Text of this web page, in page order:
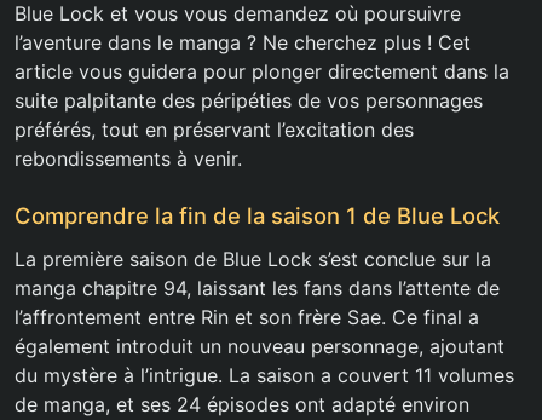
Blue Lock et vous vous demandez où poursuivre
l’aventure dans le manga ? Ne cherchez plus ! Cet
article vous guidera pour plonger directement dans la
suite palpitante des péripéties de vos personnages
préférés, tout en préservant l’excitation des
rebondissements à venir.
Comprendre la fin de la saison 1 de Blue Lock
La première saison de Blue Lock s’est conclue sur la
manga chapitre 94, laissant les fans dans l’attente de
l’affrontement entre Rin et son frère Sae. Ce final a
également introduit un nouveau personnage, ajoutant
du mystère à l’intrigue. La saison a couvert 11 volumes
de manga, et ses 24 épisodes ont adapté environ